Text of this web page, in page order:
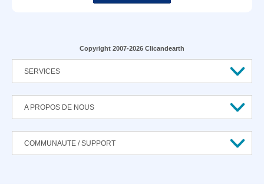
Copyright 2007-2026 Clicandearth
SERVICES
A PROPOS DE NOUS
COMMUNAUTE / SUPPORT